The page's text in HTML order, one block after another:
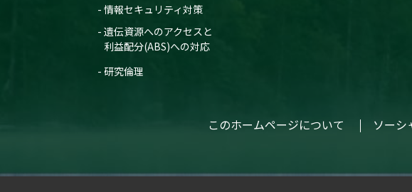
情報セキュリティ対策
遺伝資源へのアクセスと
利益配分(ABS)への対応
研究倫理
このホームページについて ソーシ